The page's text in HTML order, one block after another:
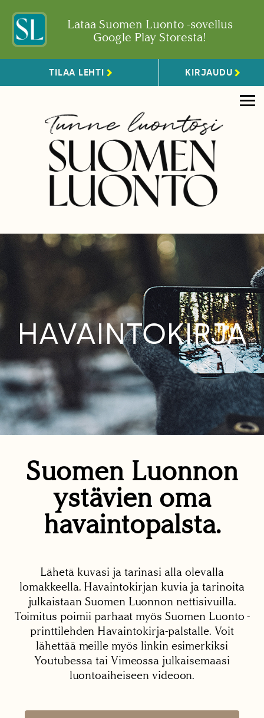
Lataa Suomen Luonto -sovellus
Google Play Storesta!
TILAA LEHTI KIRJAUDU
HAVAINTOKIRJA
Suomen Luonnon
ystävien oma
havaintopalsta.
Lähetä kuvasi ja tarinasi alla olevalla
lomakkeella. Havaintokirjan kuvia ja tarinoita
julkaistaan Suomen Luonnon nettisivuilla.
Toimitus poimii parhaat myös Suomen Luonto -
printtilehden Havaintokirja-palstalle. Voit
lähettää meille myös linkin esimerkiksi
Youtubessa tai Vimeossa julkaisemaasi
luontoaiheiseen videoon.